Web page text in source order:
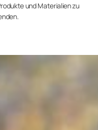
und Materialien zu